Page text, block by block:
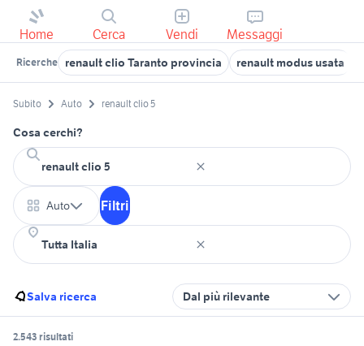
Home Cerca Vendi Messaggi
Ricerche renault clio Taranto provincia renault modus usata
Subito Auto renault clio 5
Cosa cerchi?
Auto Filtri
Salva ricerca Dal più rilevante
2.543 risultati